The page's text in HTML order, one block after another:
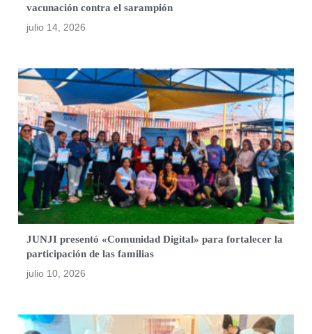
vacunación contra el sarampión
julio 14, 2026
JUNJI presentó «Comunidad Digital» para fortalecer la
participación de las familias
julio 10, 2026